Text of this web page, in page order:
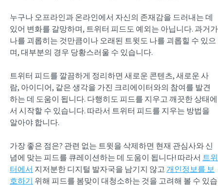
누구나 오프라인과 온라인에서 자신의 존재감을 드러내는 데
있어 변화를 갈망하며, 트위터 피드도 예외는 아닙니다. 과거가
나를 괴롭히는 것만큼이나 오래된 트윗도 나를 괴롭힐 수 있으
며, 대부분의 경우 당황스러울 수 있습니다.
트위터 피드를 깔끔하게 정리하면 새로운 콘텐츠, 새로운 사
람, 아이디어, 같은 생각을 가진 크리에이터와의 참여를 발견
하는 데 도움이 됩니다. 다행히도 피드를 지우고 깨끗한 상태에
서 시작할 수 있습니다. 따라서 트위터 피드를 지우는 방법을
알아야 합니다.
가장 좋은 점은? 관련 없는 트윗을 삭제하면 현재 관심사와 신
념에 맞는 피드를 큐레이션하는 데 도움이 됩니다! 따라서 트위
터에서 지저분한 디지털 발자국을 남기지 않고 개인정보를 보
호하기 위해 피드를 봄맞이 대청소하는 것을 고려해 볼 수 있습